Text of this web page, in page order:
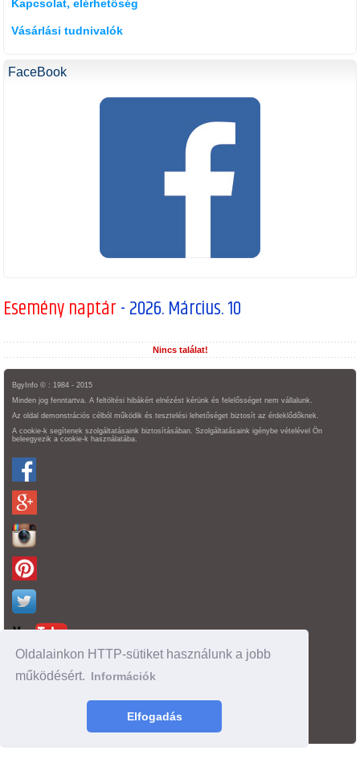
Oldalainkon HTTP-sütiket használunk a jobb
működésért. Információk
Elfogadás
Kapcsolat, elérhetőség
Vásárlási tudnivalók
FaceBook
Esemény naptár- 2026. Március. 10
Nincs találat!
BgyInfo © : 1984 - 2015
Minden jog fenntartva. A feltöltési hibákért elnézést kérünk és felelősséget nem vállalunk.
Az oldal demonstrációs célból működik és tesztelési lehetőséget biztosít az érdeklődőknek.
A cookie-k segítenek szolgáltatásaink biztosításában. Szolgáltatásaink igénybe vételével Ön
beleegyezik a cookie-k használatába.
Oldaltérkép